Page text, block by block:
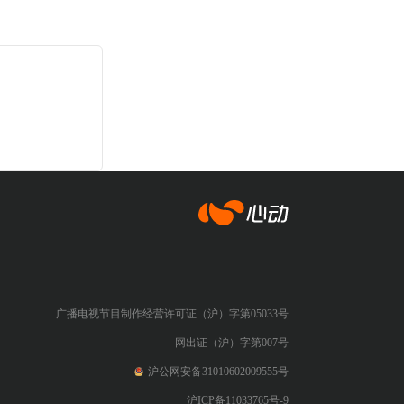
广播电视节目制作经营许可证（沪）字第05033号
网出证（沪）字第007号
沪公网安备31010602009555号
沪ICP备11033765号-9
心动网络